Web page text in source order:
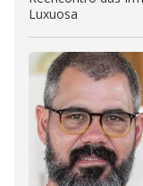
Luxuosa